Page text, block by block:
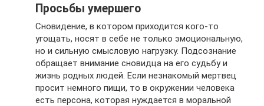
Просьбы умершего
Сновидение, в котором приходится кого-то
угощать, носят в себе не только эмоциональную,
но и сильную смысловую нагрузку. Подсознание
обращает внимание сновидца на его судьбу и
жизнь родных людей. Если незнакомый мертвец
просит немного пищи, то в окружении человека
есть персона, которая нуждается в моральной